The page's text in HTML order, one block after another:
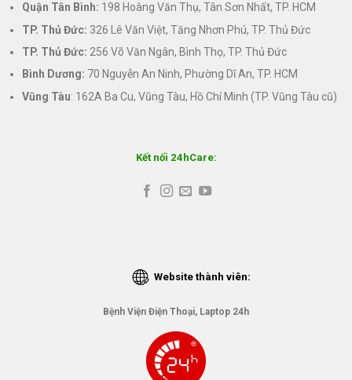
Quận Tân Bình: 198 Hoàng Văn Thụ, Tân Sơn Nhất, TP. HCM
TP. Thủ Đức: 326 Lê Văn Việt, Tăng Nhơn Phú, TP. Thủ Đức
TP. Thủ Đức: 256 Võ Văn Ngân, Bình Thọ, TP. Thủ Đức
Bình Dương: 70 Nguyễn An Ninh, Phường Dĩ An, TP. HCM
Vũng Tàu: 162A Ba Cu, Vũng Tàu, Hồ Chí Minh (TP. Vũng Tàu cũ)
Kết nối 24hCare:
Website thành viên:
Bệnh Viện Điện Thoại, Laptop 24h